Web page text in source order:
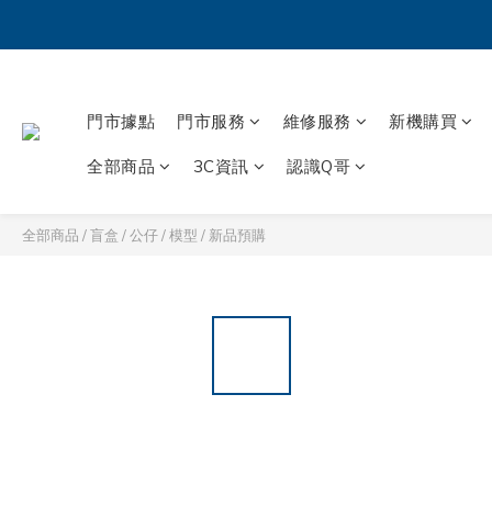
門市據點 門市服務 維修服務 新機購買
全部商品 3C資訊 認識Q哥
全部商品 /盲盒 / 公仔 / 模型 / 新品預購